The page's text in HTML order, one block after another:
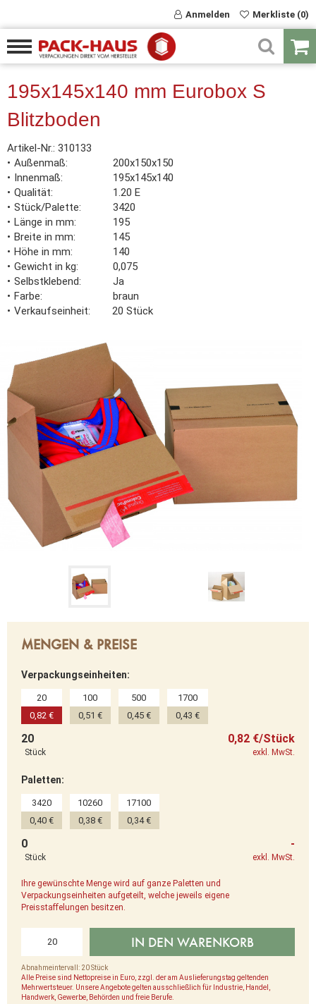
Anmelden Merkliste (0)
195x145x140 mm Eurobox S
Blitzboden
Artikel-Nr.: 310133
Außenmaß
200x150x150
Innenmaß
195x145x140
Qualität
1.20 E
Stück/Palette
3420
Länge in mm
195
Breite in mm
145
Höhe in mm
140
Gewicht in kg
0,075
Selbstklebend
Ja
Farbe
braun
Verkaufseinheit
20 Stück
MENGEN & PREISE
Verpackungseinheiten:
20
0,82 €
100
0,51 €
500
0,45 €
1700
0,43 €
20
Stück
0,82 €/Stück
exkl. MwSt.
Paletten:
3420
0,40 €
10260
0,38 €
17100
0,34 €
0
Stück
-
exkl. MwSt.
Ihre gewünschte Menge wird auf ganze Paletten und
Verpackungseinheiten aufgeteilt, welche jeweils eigene
Preisstaffelungen besitzen.
Abnahmeintervall: 20 Stück
Alle Preise sind Nettopreise in Euro, zzgl. der am Auslieferungstag geltenden
Mehrwertsteuer. Unsere Angebote gelten ausschließlich für Industrie, Handel,
Handwerk, Gewerbe, Behörden und freie Berufe.
IN DEN WARENKORB